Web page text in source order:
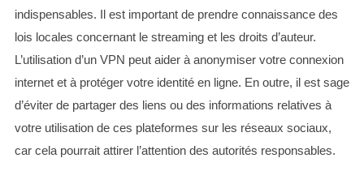
indispensables. Il est important de prendre connaissance des
lois locales concernant le streaming et les droits d’auteur.
L’utilisation d’un VPN peut aider à anonymiser votre connexion
internet et à protéger votre identité en ligne. En outre, il est sage
d’éviter de partager des liens ou des informations relatives à
votre utilisation de ces plateformes sur les réseaux sociaux,
car cela pourrait attirer l’attention des autorités responsables.